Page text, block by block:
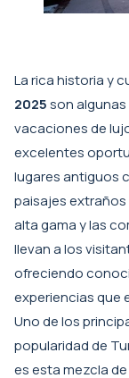
La rica historia y
2025son
vacaciones de
excelentes
lugares antiguos
paisajes extraños
alta gama y las
llevan a los
ofreciendo
experiencias que
Uno de los
popularidad de
es esta mezcla